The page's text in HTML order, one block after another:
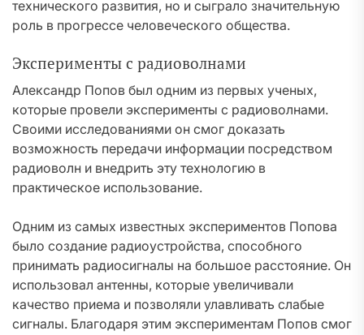
технического развития, но и сыграло значительную
роль в прогрессе человеческого общества.
Эксперименты с радиоволнами
Александр Попов был одним из первых ученых,
которые провели эксперименты с радиоволнами.
Своими исследованиями он смог доказать
возможность передачи информации посредством
радиоволн и внедрить эту технологию в
практическое использование.
Одним из самых известных экспериментов Попова
было создание радиоустройства, способного
принимать радиосигналы на большое расстояние. Он
использовал антенны, которые увеличивали
качество приема и позволяли улавливать слабые
сигналы. Благодаря этим экспериментам Попов смог